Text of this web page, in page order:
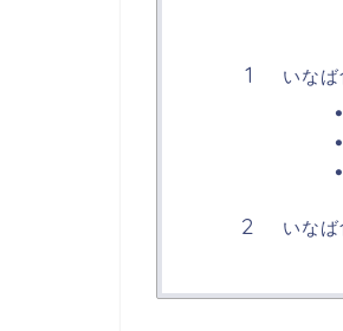
いな
いな